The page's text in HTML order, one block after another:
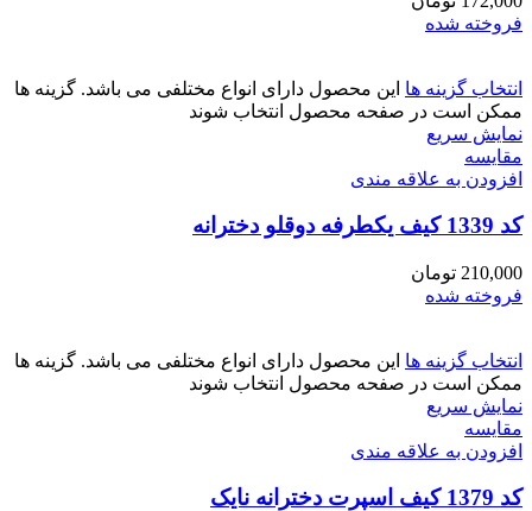
فروخته شده
انتخاب گزینه ها این محصول دارای انواع مختلفی می باشد. گزینه ها
ممکن است در صفحه محصول انتخاب شوند
نمایش سریع
مقايسه
افزودن به علاقه مندی
کد 1339 کیف یکطرفه دوقلو دخترانه
210,000 تومان
فروخته شده
انتخاب گزینه ها این محصول دارای انواع مختلفی می باشد. گزینه ها
ممکن است در صفحه محصول انتخاب شوند
نمایش سریع
مقايسه
افزودن به علاقه مندی
کد 1379 کیف اسپرت دخترانه نایک